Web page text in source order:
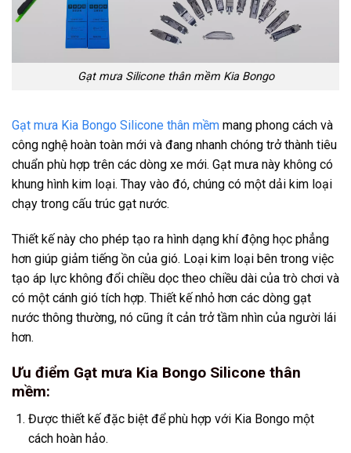
Gạt mưa Silicone thân mềm Kia Bongo
Gạt mưa Kia Bongo Silicone thân mềm mang phong cách và
công nghệ hoàn toàn mới và đang nhanh chóng trở thành tiêu
chuẩn phù hợp trên các dòng xe mới. Gạt mưa này không có
khung hình kim loại. Thay vào đó, chúng có một dải kim loại
chạy trong cấu trúc gạt nước.
Thiết kế này cho phép tạo ra hình dạng khí động học phẳng
hơn giúp giảm tiếng ồn của gió. Loại kim loại bên trong việc
tạo áp lực không đổi chiều dọc theo chiều dài của trò chơi và
có một cánh gió tích hợp. Thiết kế nhỏ hơn các dòng gạt
nước thông thường, nó cũng ít cản trở tầm nhìn của người lái
hơn.
Ưu điểm Gạt mưa Kia Bongo Silicone thân
mềm:
Được thiết kế đặc biệt để phù hợp với Kia Bongo một
cách hoàn hảo.